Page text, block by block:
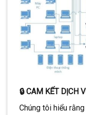
🔒 CAM KẾT DỊCH
Chúng tôi hiểu rằng